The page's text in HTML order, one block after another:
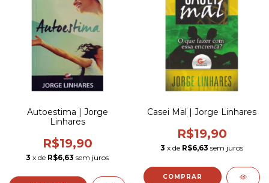
Autoestima | Jorge
Linhares
R$19,90
3 x de R$6,63 sem juros
Casei Mal | Jorge Linhares
R$19,90
3 x de R$6,63 sem juros